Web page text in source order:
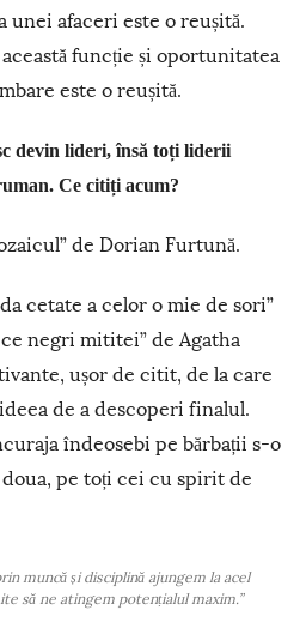
unei afaceri este o reușită.
funcție și oportunitatea
este o reușită.
devin lideri, însă toți liderii
Ce citiți acum?
de Dorian Furtună.
cetate a celor o mie de sori”
negri mititei” de Agatha
ușor de citit, de la care
de a descoperi finalul.
îndeosebi pe bărbații s-o
pe toți cei cu spirit de
muncă și disciplină ajungem la acel
să ne atingem potențialul maxim.”